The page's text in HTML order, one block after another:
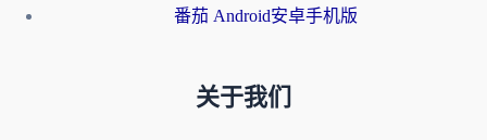
番茄 Android安卓手机版
关于我们